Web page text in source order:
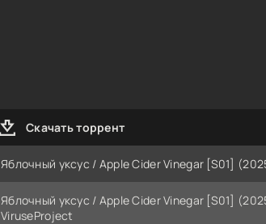
Скачать торрент
Яблочный уксус / Apple Cider Vinegar [S01]
Яблочный уксус / Apple Cider Vinegar [S01]
ViruseProject